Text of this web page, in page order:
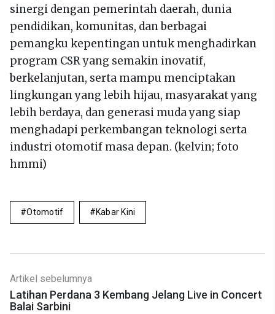
sinergi dengan pemerintah daerah, dunia
pendidikan, komunitas, dan berbagai
pemangku kepentingan untuk menghadirkan
program CSR yang semakin inovatif,
berkelanjutan, serta mampu menciptakan
lingkungan yang lebih hijau, masyarakat yang
lebih berdaya, dan generasi muda yang siap
menghadapi perkembangan teknologi serta
industri otomotif masa depan. (kelvin; foto
hmmi)
Otomotif Kabar Kini
Artikel sebelumnya
Latihan Perdana 3 Kembang Jelang Live in Concert
Balai Sarbini